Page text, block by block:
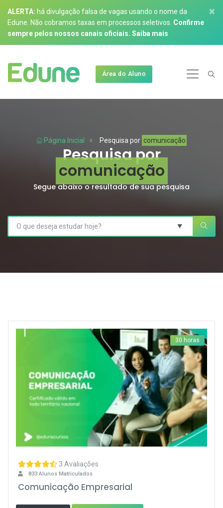
ALERTA: há divulgação falsa de vagas usando o nome da
Edune. Não cobramos taxas em processos seletivos. Confirme
sempre pelos nossos canais oficiais. Saiba mais
×
Área do Aluno
Página Inicial Pesquisa por comunicação
Pesquisa por
comunicação
Segue abaixo o resultado de sua pesquisa
30 horas
3 Avaliações
833 Alunos Matriculados
Comunicação Empresarial